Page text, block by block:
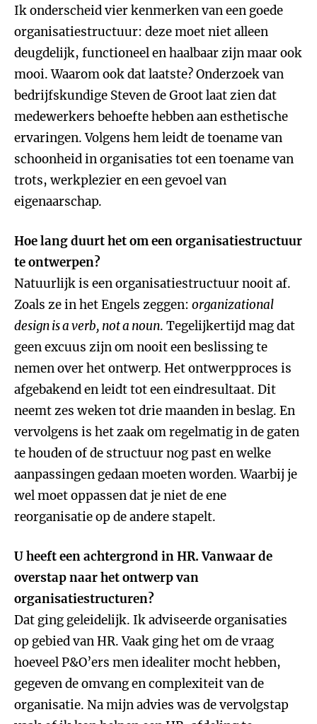
Ik onderscheid vier kenmerken van een goede
organisatiestructuur: deze moet niet alleen
deugdelijk, functioneel en haalbaar zijn maar ook
mooi. Waarom ook dat laatste? Onderzoek van
bedrijfskundige Steven de Groot laat zien dat
medewerkers behoefte hebben aan esthetische
ervaringen. Volgens hem leidt de toename van
schoonheid in organisaties tot een toename van
trots, werkplezier en een gevoel van
eigenaarschap.
Hoe lang duurt het om een organisatiestructuur
te ontwerpen?
Natuurlijk is een organisatiestructuur nooit af.
Zoals ze in het Engels zeggen: organizational
design is a verb, not a noun. Tegelijkertijd mag dat
geen excuus zijn om nooit een beslissing te
nemen over het ontwerp. Het ontwerpproces is
afgebakend en leidt tot een eindresultaat. Dit
neemt zes weken tot drie maanden in beslag. En
vervolgens is het zaak om regelmatig in de gaten
te houden of de structuur nog past en welke
aanpassingen gedaan moeten worden. Waarbij je
wel moet oppassen dat je niet de ene
reorganisatie op de andere stapelt.
U heeft een achtergrond in HR. Vanwaar de
overstap naar het ontwerp van
organisatiestructuren?
Dat ging geleidelijk. Ik adviseerde organisaties
op gebied van HR. Vaak ging het om de vraag
hoeveel P&O’ers men idealiter mocht hebben,
gegeven de omvang en complexiteit van de
organisatie. Na mijn advies was de vervolgstap